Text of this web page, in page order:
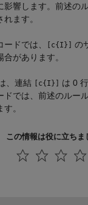
影響します。前述の
ます。
ドでは、 [c{I}]
の
合があります。
、連結 [c{I}]
は 0
ドでは、前述のルー
。
この情報は役に立ちま